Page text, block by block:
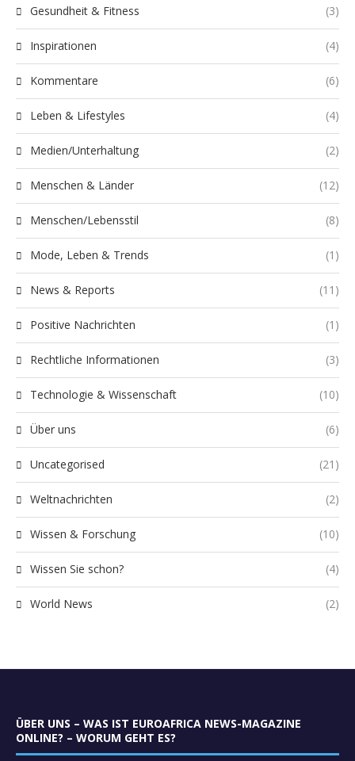
Gesundheit & Fitness (3)
Inspirationen (4)
Kommentare (6)
Leben & Lifestyles (4)
Medien/Unterhaltung (2)
Menschen & Länder (12)
Menschen/Lebensstil (8)
Mode, Leben & Trends (1)
News & Reports (11)
Positive Nachrichten (1)
Rechtliche Informationen (3)
Technologie & Wissenschaft (10)
Über uns (6)
Uncategorised (21)
Weltnachrichten (2)
Wissen & Forschung (10)
Wissen Sie schon? (4)
World News (2)
ÜBER UNS – WAS IST EUROAFRICA NEWS-MAGAZINE
ONLINE? – WORUM GEHT ES?